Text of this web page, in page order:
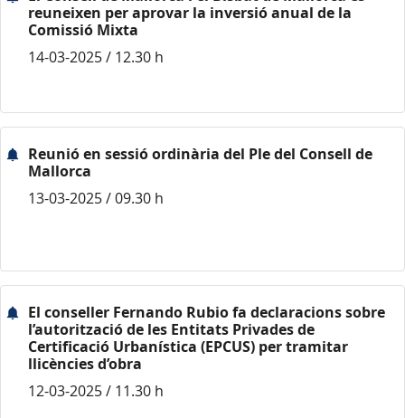
reuneixen per aprovar la inversió anual de la
Comissió Mixta
14-03-2025 / 12.30 h
Reunió en sessió ordinària del Ple del Consell de
Mallorca
13-03-2025 / 09.30 h
El conseller Fernando Rubio fa declaracions sobre
l’autorització de les Entitats Privades de
Certificació Urbanística (EPCUS) per tramitar
llicències d’obra
12-03-2025 / 11.30 h